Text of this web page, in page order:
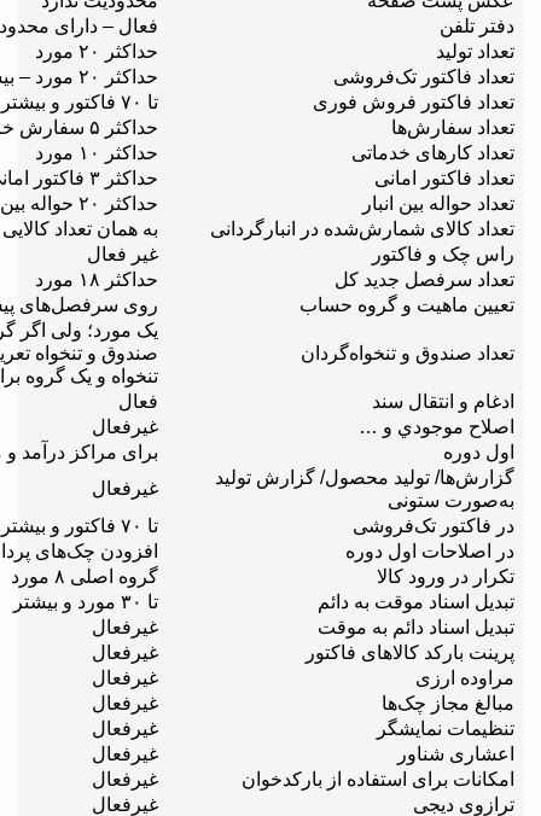
دفتر تلفن
فعال – دارای
تعداد توليد
حداکثر ۲۰ مورد
تعداد فاکتور تک‌فروشی
حداکثر ۲۰ مورد – بیشتر از ۲۰ مورد با تایید مدیر
تعداد فاکتور فروش فوری
تا ۷۰ فاکتور و بیشتر
تعداد سفارش‌ها
حداکثر ۵ سفارش خريد و حداکثر ۵ سفارش فروش
تعداد کارهای خدماتی
حداکثر ۱۰ مورد
تعداد فاکتور امانی
حداکثر ۳ فاکتور امانی دريافتی و ۵ فاکتور امانی پرداختی
تعداد حواله بين انبار
حداکثر ۲۰ حواله بين انبار
تعداد کالای شمارش‌شده در انبارگردانی
به همان تعداد کالايی
راس چک و فاکتور
غیر فعال
تعداد سرفصل جديد کل
حداکثر ۱۸ مورد
تعيين ماهيت و گروه حساب
روی سرفصل‌های
تعداد صندوق و تنخواه‌گردان
یک مورد؛ ولی اگر
صندوق و تنخواه
تنخواه و یک گروه
ادغام و انتقال سند
فعال
اصلاح موجودي و …
غیرفعال
اول دوره
برای مراکز درآمد و مراکز هزينه ۳ مورد و
گزارش‌ها/ توليد محصول/ گزارش توليد
به‌صورت ستونی
غیرفعال
در فاکتور تک‌فروشی
تا ۷۰ فاکتور و بیشتر
در اصلاحات اول دوره
افزودن چک‌های
تکرار در ورود کالا
گروه اصلی ۸ مورد
تبديل اسناد موقت به دائم
تا ۳۰ مورد و بیشتر
تبديل اسناد دائم به موقت
غیرفعال
پرينت بارکد کالاهای فاکتور
غیرفعال
مراوده ارزی
غیرفعال
مبالغ مجاز چک‌ها
غیرفعال
تنظيمات نمايشگر
غیرفعال
اعشاری شناور
غیرفعال
امکانات برای استفاده از بارکدخوان
غیرفعال
ترازوی ديجی
غیرفعال